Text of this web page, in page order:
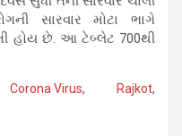
સારવાર મોટા ભાગે
હોય છે. આ ટેબ્લેટ 700થી
Corona Virus, Rajkot,